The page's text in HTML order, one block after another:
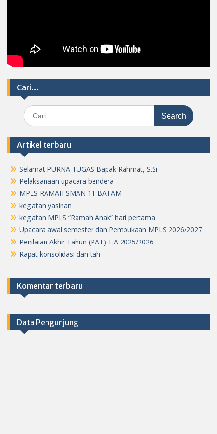
Cari…
Search
for:
Artikel terbaru
Selamat PURNA TUGAS Bapak Rahmat, S.Si
Pelaksanaan upacara bendera
MPLS RAMAH SMAN 11 BATAM
kegiatan yasinan
kegiatan MPLS “Ramah Anak” hari pertama
Upacara awal semester dan Pembukaan MPLS 2026/2027
Penilaian Akhir Tahun (PAT) T.A 2025/2026
Rapat konsolidasi dan tah
Komentar terbaru
Data Pengunjung